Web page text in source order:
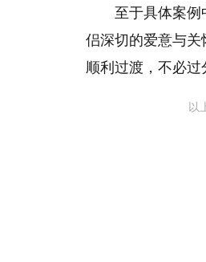
至于具体案
侣深切的爱意与
顺利过渡，不必过
以